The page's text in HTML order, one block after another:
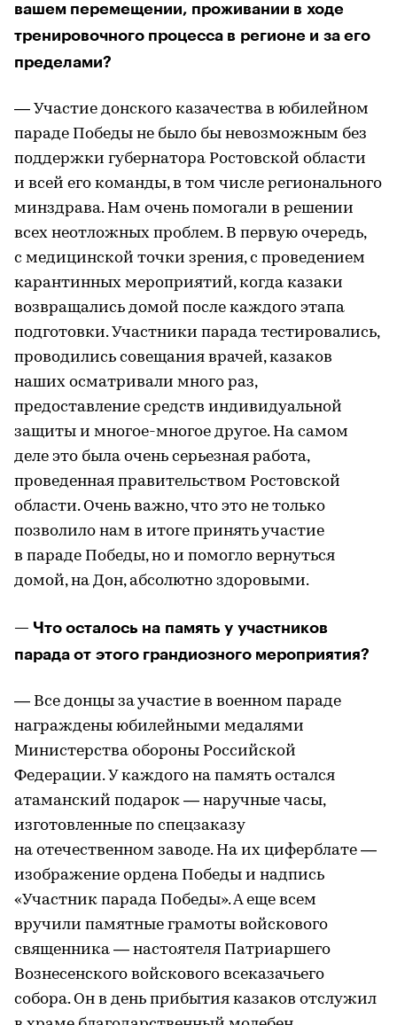
вашем перемещении, проживании в ходе
тренировочного процесса в регионе и за его
пределами?
— Участие донского казачества в юбилейном
параде Победы не было бы невозможным без
поддержки губернатора Ростовской области
и всей его команды, в том числе регионального
минздрава. Нам очень помогали в решении
всех неотложных проблем. В первую очередь,
с медицинской точки зрения, с проведением
карантинных мероприятий, когда казаки
возвращались домой после каждого этапа
подготовки. Участники парада тестировались,
проводились совещания врачей, казаков
наших осматривали много раз,
предоставление средств индивидуальной
защиты и многое-многое другое. На самом
деле это была очень серьезная работа,
проведенная правительством Ростовской
области. Очень важно, что это не только
позволило нам в итоге принять участие
в параде Победы, но и помогло вернуться
домой, на Дон, абсолютно здоровыми.
— Что осталось на память у участников
парада от этого грандиозного мероприятия?
— Все донцы за участие в военном параде
награждены юбилейными медалями
Министерства обороны Российской
Федерации. У каждого на память остался
атаманский подарок — наручные часы,
изготовленные по спецзаказу
на отечественном заводе. На их циферблате —
изображение ордена Победы и надпись
«Участник парада Победы». А еще всем
вручили памятные грамоты войскового
священника — настоятеля Патриаршего
Вознесенского войскового всеказачьего
собора. Он в день прибытия казаков отслужил